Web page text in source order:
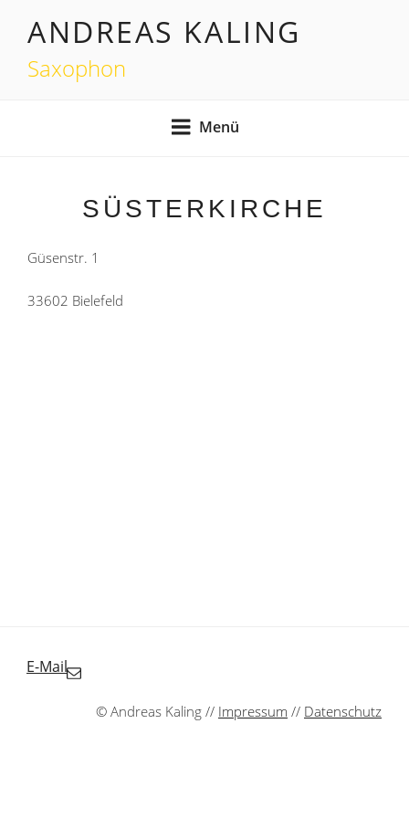
InhaltANDREAS KALING
Saxophon
Menü
SÜSTERKIRCHE
Güsenstr. 1
33602 Bielefeld
E-Mail
© Andreas Kaling // Impressum // Datenschutz